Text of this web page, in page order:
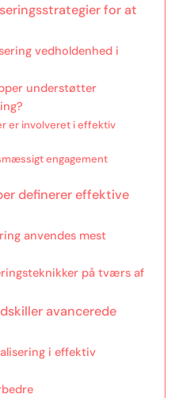
for at
vedholdenhed i
understøtter
er involveret i effektiv
engagement
definerer effektive
anvendes mest
på tværs af
avancerede
i effektiv